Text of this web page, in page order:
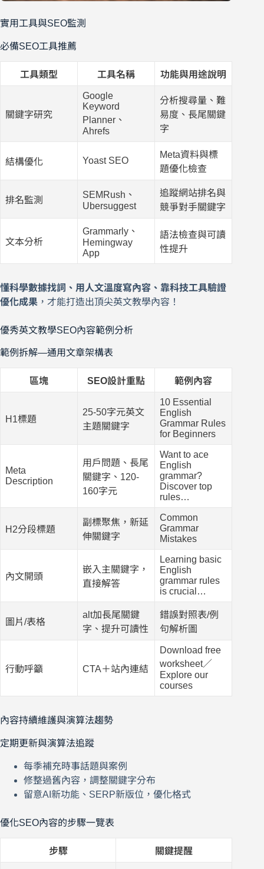
實用工具與SEO監測
必備SEO工具推薦
工具類型 工具名稱 功能與用途說明
關鍵字研究
Google
Keyword
Planner、
Ahrefs
分析搜尋量、難
易度、長尾關鍵
字
結構優化 Yoast SEO
Meta資料與標
題優化檢查
排名監測
SEMRush、
Ubersuggest
追蹤網站排名與
競爭對手關鍵字
文本分析
Grammarly、
Hemingway
App
語法檢查與可讀
性提升
懂科學數據找詞、用人文溫度寫內容、靠科技工具驗證
優化成果 ，才能打造出頂尖英文教學內容！
優秀英文教學SEO內容範例分析
範例拆解—通用文章架構表
區塊 SEO設計重點 範例內容
H1標題
25-50字元英文
主題關鍵字
10 Essential
English
Grammar Rules
for Beginners
Meta
Description
用戶問題、長尾
關鍵字、120-
160字元
Want to ace
English
grammar?
Discover top
rules…
H2分段標題
副標聚焦，新延
伸關鍵字
Common
Grammar
Mistakes
內文開頭
嵌入主關鍵字，
直接解答
Learning basic
English
grammar rules
is crucial…
圖片/表格
alt加長尾關鍵
字、提升可讀性
錯誤對照表/例
句解析圖
行動呼籲 CTA＋站內連結
Download free
worksheet／
Explore our
courses
內容持續維護與演算法趨勢
定期更新與演算法追蹤
每季補充時事話題與案例
修整過舊內容，調整關鍵字分布
留意AI新功能、SERP新版位，優化格式
優化SEO內容的步驟一覽表
步驟 關鍵提醒